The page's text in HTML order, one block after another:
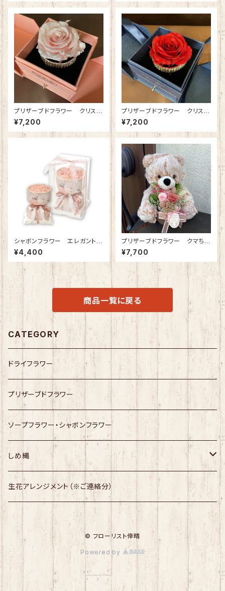
プリザーブドフラワー クリスタ
ルブレス(ジュエリーボックス)
プリンセスピンク
¥7,200
プリザーブドフラワー クリスタ
ルブレス(ジュエリーボックス)
クリスマスレッド
¥7,200
シャボンフラワー エレガントブ
ーケ(ピンク)
¥4,400
プリザーブドフラワー クマちゃ
ん(ピンクベージュ)
¥7,700
商品一覧に戻る
CATEGORY
ドライフラワー
プリザーブドフラワー
ソープフラワー・シャボンフラワー
しめ縄
幸せますしめ縄
しめ縄
生花アレンジメント（※ご連絡分）
© フローリスト倖晴
Powered by